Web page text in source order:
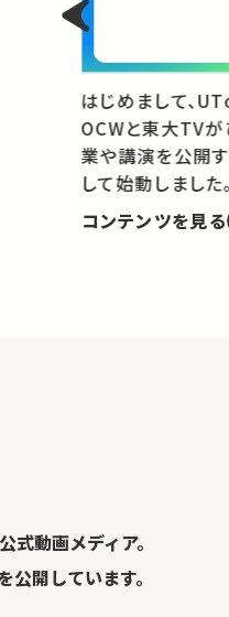
はじめまして、
OCWと東大TV
業や講演を公開
して始動しました。
コンテンツを見る
式動画メディア。
開しています。